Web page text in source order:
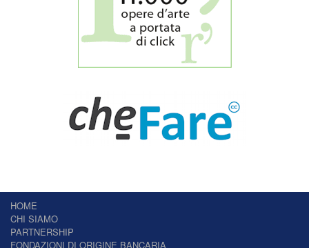
HOME
CHI SIAMO
PARTNERSHIP
FONDAZIONI DI ORIGINE BANCARIA